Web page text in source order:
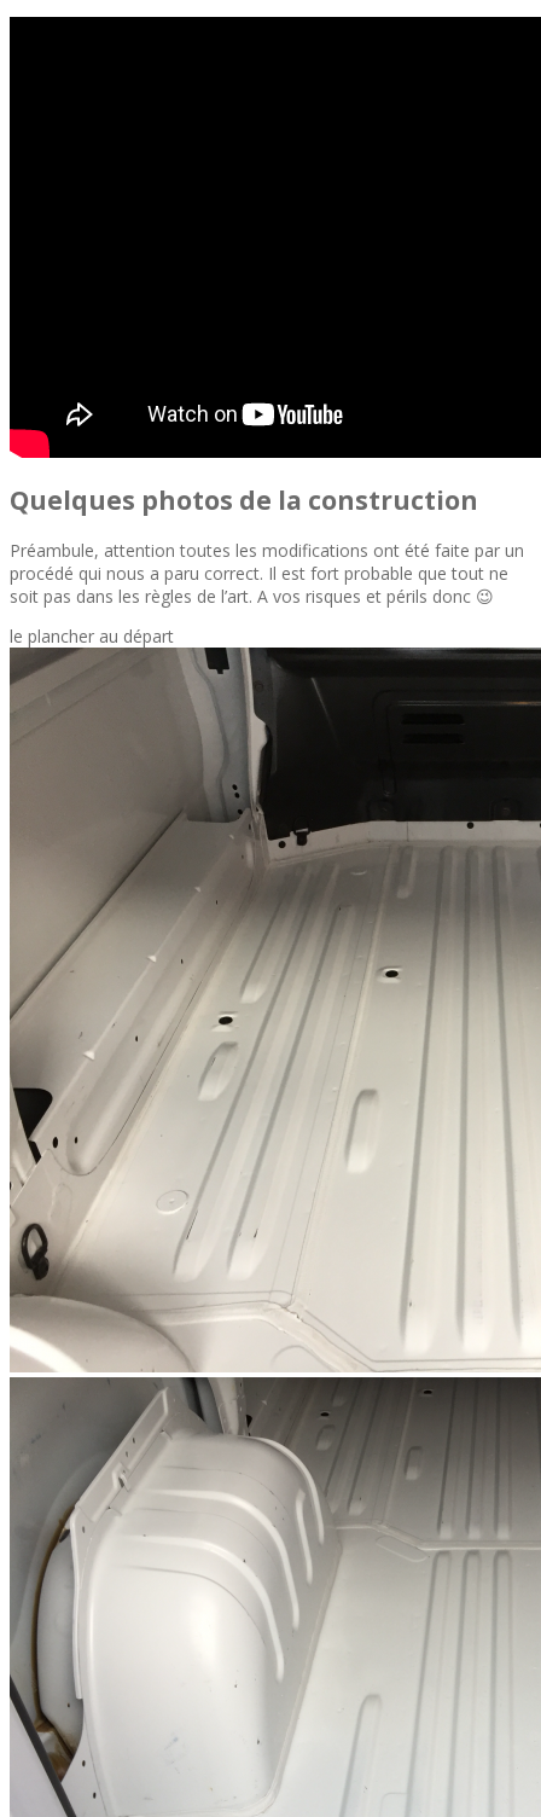
Quelques photos de la construction
Préambule, attention toutes les modifications ont été faite par un
procédé qui nous a paru correct. Il est fort probable que tout ne
soit pas dans les règles de l’art. A vos risques et périls donc 😉
le plancher au départ